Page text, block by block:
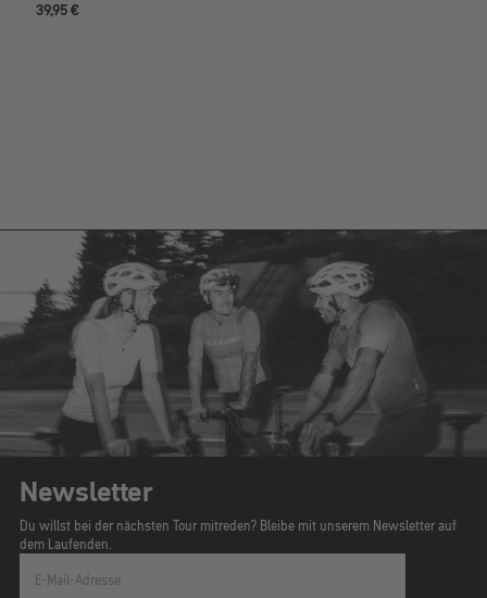
39,95 €
Newsletter
Du willst bei der nächsten Tour mitreden? Bleibe mit unserem Newsletter auf
dem Laufenden.
E-Mail-Adresse